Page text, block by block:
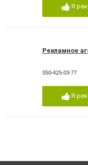
Я
Рекламное
050-425-03-77
Я